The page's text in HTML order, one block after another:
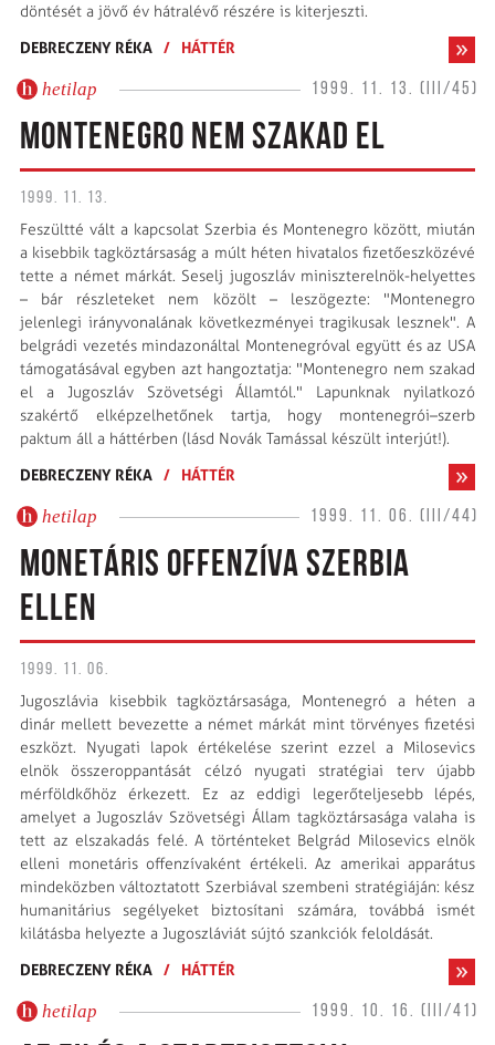
döntését a jövő év hátralévő részére is kiterjeszti.
DEBRECZENY RÉKA / HÁTTÉR
hetilap 1999. 11. 13. (III/45)
MONTENEGRO NEM SZAKAD EL
1999. 11. 13.
Feszültté vált a kapcsolat Szerbia és Montenegro között, miután
a kisebbik tagköztársaság a múlt héten hivatalos fizetőeszközévé
tette a német márkát. Seselj jugoszláv miniszterelnök-helyettes
– bár részleteket nem közölt – leszögezte: "Montenegro
jelenlegi irányvonalának következményei tragikusak lesznek". A
belgrádi vezetés mindazonáltal Montenegróval együtt és az USA
támogatásával egyben azt hangoztatja: "Montenegro nem szakad
el a Jugoszláv Szövetségi Államtól." Lapunknak nyilatkozó
szakértő elképzelhetőnek tartja, hogy montenegrói–szerb
paktum áll a háttérben (lásd Novák Tamással készült interjút!).
DEBRECZENY RÉKA / HÁTTÉR
hetilap 1999. 11. 06. (III/44)
MONETÁRIS OFFENZÍVA SZERBIA
ELLEN
1999. 11. 06.
Jugoszlávia kisebbik tagköztársasága, Montenegró a héten a
dinár mellett bevezette a német márkát mint törvényes fizetési
eszközt. Nyugati lapok értékelése szerint ezzel a Milosevics
elnök összeroppantását célzó nyugati stratégiai terv újabb
mérföldkőhöz érkezett. Ez az eddigi legerőteljesebb lépés,
amelyet a Jugoszláv Szövetségi Állam tagköztársasága valaha is
tett az elszakadás felé. A történteket Belgrád Milosevics elnök
elleni monetáris offenzívaként értékeli. Az amerikai apparátus
mindeközben változtatott Szerbiával szembeni stratégiáján: kész
humanitárius segélyeket biztosítani számára, továbbá ismét
kilátásba helyezte a Jugoszláviát sújtó szankciók feloldását.
DEBRECZENY RÉKA / HÁTTÉR
hetilap 1999. 10. 16. (III/41)